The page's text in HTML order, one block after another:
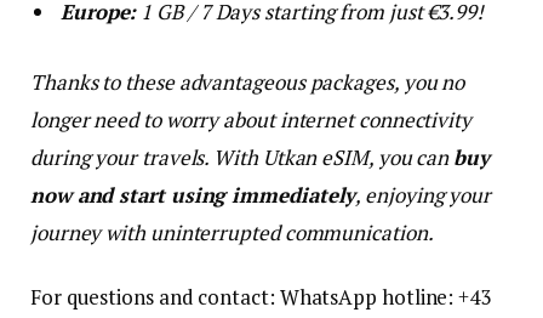
Europe:1 GB / 7 Days starting from just €3.99!
Thanks to these advantageous packages, you no
longer need to worry about internet connectivity
during your travels. With Utkan eSIM, you canbuy
now and start using immediately, enjoying your
journey with uninterrupted communication.
For questions and contact: WhatsApp hotline: +43